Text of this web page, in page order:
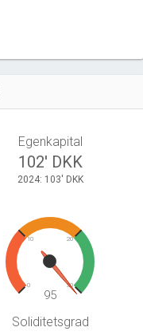
Egenkapital
102' DKK
2024: 103' DKK
0
10 20
30
95
Soliditetsgrad